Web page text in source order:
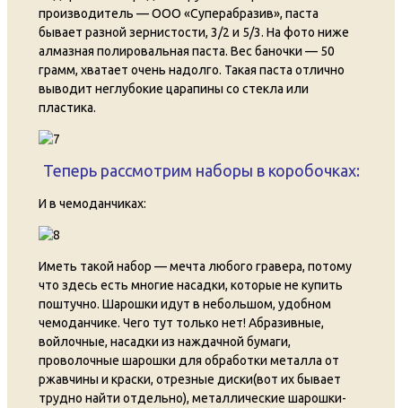
производитель — ООО «Суперабразив», паста
бывает разной зернистости, 3/2 и 5/3. На фото ниже
алмазная полировальная паста. Вес баночки — 50
грамм, хватает очень надолго. Такая паста отлично
выводит неглубокие царапины со стекла или
пластика.
Теперь рассмотрим наборы в коробочках:
И в чемоданчиках:
Иметь такой набор — мечта любого гравера, потому
что здесь есть многие насадки, которые не купить
поштучно. Шарошки идут в небольшом, удобном
чемоданчике. Чего тут только нет! Абразивные,
войлочные, насадки из наждачной бумаги,
проволочные шарошки для обработки металла от
ржавчины и краски, отрезные диски(вот их бывает
трудно найти отдельно), металлические шарошки-